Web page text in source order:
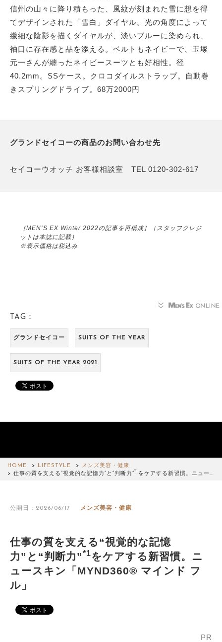
信州の山々に降り積もった、風紋が刻まれた雪に想を得
てデザインされた「雪白」ダイヤル。光の角度によって
繊細な陰影を描くダイヤルが、淡いブルーに染められ、
袖口に存在感と品を添える。ベルトもネイビーで、玉塚
元一さんが纏ったネイビースーツとも好相性。径
40.2mm。SSケース。クロコダイルストラップ。自動巻
きスプリングドライブ。68万2000円
グランドセイコーの商品のお問い合わせ先
セイコーウオッチ お客様相談室 TEL 0120-302-617
［MEN’S EX Winter 2022の記事を再構成］（スタッフクレジ
ットは本誌に記載）
※表示価格は税込み
TAG：
グランドセイコー SUITS OF THE YEAR
SUITS OF THE YEAR 2021
HOME LIFESTYLE
メンズ美容・健康
仕事の質を支える“視覚的な記憶力”と“判断力”*1 をケアする新習慣。ニュー…
公開日：2026/06/17 メンズ美容・健康
仕事の質を支える“視覚的な記憶
力”と“判断力”*1をケアする新習慣。ニ
ュースキン「MYND360® マインド フ
ル」
PR